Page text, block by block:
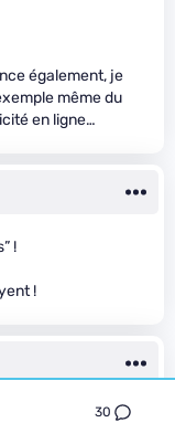
30
également, je
même du
en ligne…
!
!
c’est parfois intrusif